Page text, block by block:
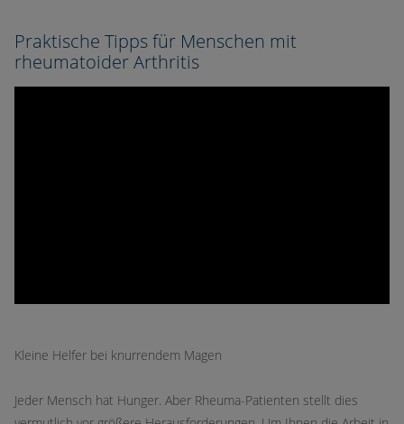
Praktische Tipps für Menschen mit
rheumatoider Arthritis
Kleine Helfer bei knurrendem Magen
Jeder Mensch hat Hunger. Aber Rheuma-Patienten stellt dies